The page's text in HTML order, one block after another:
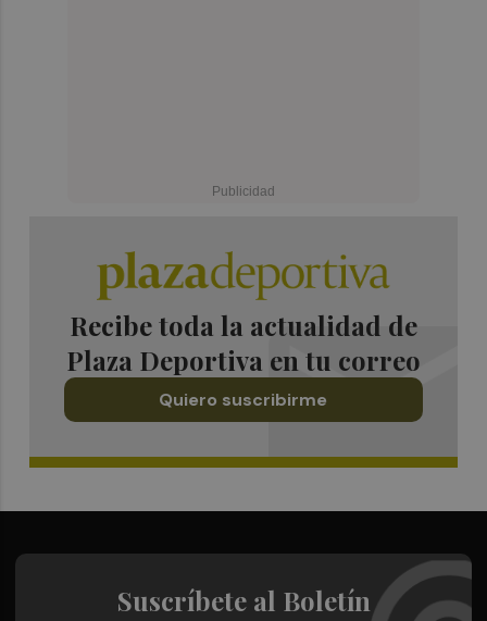
Recibe toda la actualidad de
Plaza Deportiva en tu correo
Quiero suscribirme
Suscríbete al Boletín